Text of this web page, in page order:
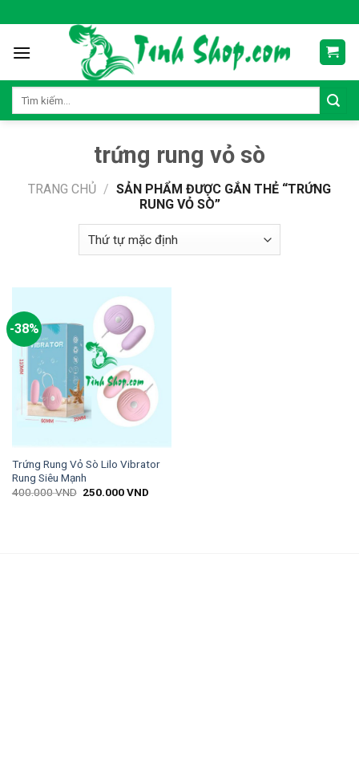
content
Tìm
trứng rung vỏ sò
TRANG CHỦ / SẢN PHẨM ĐƯỢC GẮN THẺ “TRỨNG
RUNG VỎ SÒ”
-38%
Trứng Rung Vỏ Sò Lilo Vibrator
Rung Siêu Mạnh
400.000VND 250.000VND